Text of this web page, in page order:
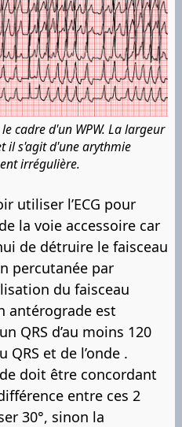
cadre d'un WPW. La largeur
il s'agit d'une arythmie
irrégulière.
utiliser l’ECG pour
la voie accessoire car
de détruire le faisceau
percutanée par
du faisceau
antérograde est
QRS d’au moins 120
QRS et de l’onde .
doit être concordant
entre ces 2
30°, sinon la